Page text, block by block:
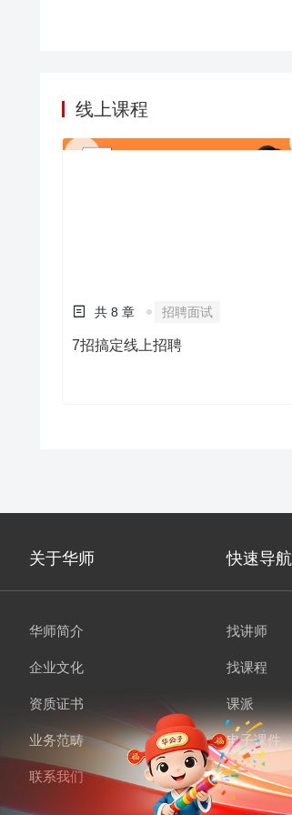
线上课程
共 8 章 招聘面试
7招搞定线上招聘
关于华师 快速导航
华师简介
企业文化
资质证书
业务范畴
联系我们
找讲师
找课程
课派
电子课件
培英会